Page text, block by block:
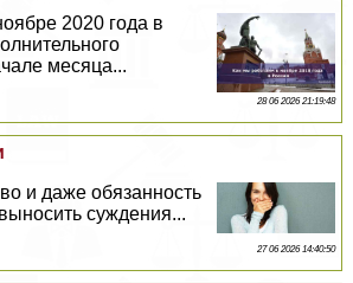
2020 года в
месяца...
28 06 2026 21:19:48
и даже обязанность
суждения...
27 06 2026 14:40:50